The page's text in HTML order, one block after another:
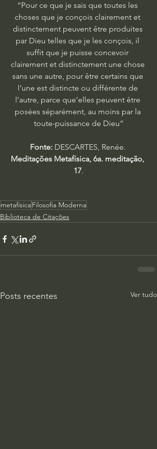
“Pour ce que je sais que toutes les
choses que je conçois clairement et
distinctement peuvent être produites
par Dieu telles que je les conçois, il
suffit que je puisse concevoir
clairement et distinctement une chose
sans une autre, pour être certains que
l’une est distincte ou différente de
l’autre, parce que’elles peuvent être
posées séparément, au moins par la
toute-puissance de Dieu”
Fonte: DESCARTES, Renée.
Meditações Metafísica, 6a. meditação,
17.
metafísicaFilosofia Moderna
Biblioteca de Citações
Posts recentes Ver tudo